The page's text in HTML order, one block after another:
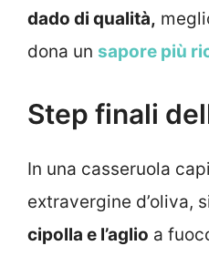
dado di qualità,
dona un sapore più
Step finali
In una casseruola
extravergine d’oliva,
cipolla e l’aglio a